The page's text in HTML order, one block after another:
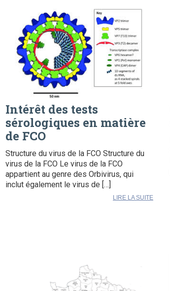
Intérêt des tests
sérologiques en matière
de FCO
Structure du virus de la FCO Structure du
virus de la FCO Le virus de la FCO
appartient au genre des Orbivirus, qui
inclut également le virus de […]
LIRE LA SUITE